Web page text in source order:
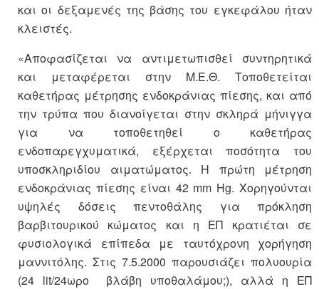
και οι δεξαμενές της βάσης του εγκεφάλου ήταν
κλειστές.
«Αποφασίζεται να αντιμετωπισθεί συντηρητικά
και μεταφέρεται στην Μ.Ε.Θ. Τοποθετείται
καθετήρας μέτρησης ενδοκράνιας πίεσης, και από
την τρύπα που διανοίγεται στην σκληρά μήνιγγα
για να τοποθετηθεί ο καθετήρας
ενδοπαρεγχυματικά, εξέρχεται ποσότητα του
υποσκληριδίου αιματώματος. Η πρώτη μέτρηση
ενδοκράνιας πίεσης είναι 42 mm Hg. Χορηγούνται
υψηλές δόσεις πεντοθάλης για πρόκληση
βαρβιτουρικού κώματος και η ΕΠ κρατιέται σε
φυσιολογικά επίπεδα με ταυτόχρονη χορήγηση
μαννιτόλης. Στις 7.5.2000 παρουσιάζει πολυουρία
(24 lit/24ωρο ­ βλάβη υποθαλάμου;), αλλά η ΕΠ